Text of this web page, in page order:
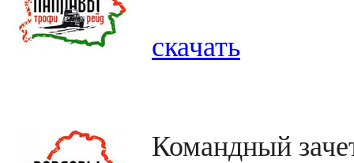
скачать
Командный